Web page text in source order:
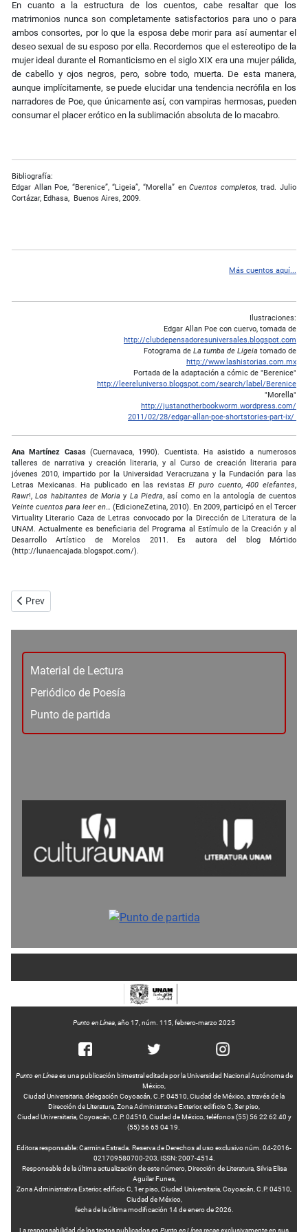
Material de Lectura
Periódico de Poesía
Punto de partida
En cuanto a la estructura de los cuentos, cabe resaltar que los
matrimonios nunca son completamente satisfactorios para uno o para
ambos consortes, por lo que la esposa debe morir para así aumentar el
deseo sexual de su esposo por ella. Recordemos que el estereotipo de la
mujer ideal durante el Romanticismo en el siglo XIX era una mujer pálida,
de cabello y ojos negros, pero, sobre todo, muerta. De esta manera,
aunque implícitamente, se puede elucidar una tendencia necrófila en los
narradores de Poe, que únicamente así, con vampiras hermosas, pueden
consumar el placer erótico en la sublimación absoluta de lo macabro.
Bibliografía:
Edgar Allan Poe, “Berenice”, “Ligeia”, “Morella” enCuentos completos,trad. Julio
Cortázar, Edhasa, Buenos Aires, 2009.
Más cuentos aquí...
Ilustraciones:
Edgar Allan Poe con cuervo, tomada de
http://clubdepensadoresuniversales.blogspot.com
Fotograma de La tumba de Ligeia tomado de
http://www.lashistorias.com.mx
Portada de la adaptación a cómic de "Berenice"
http://leereluniverso.blogspot.com/search/label/Berenice
"Morella"
http://justanotherbookworm.wordpress.com/
2011/02/28/edgar-allan-poe-shortstories-part-ix/
Ana Martínez Casas(Cuernavaca, 1990). Cuentista. Ha asistido a numerosos
talleres de narrativa y creación literaria, y al Curso de creación literaria para
jóvenes 2010, impartido por la Universidad Veracruzana y la Fundación para las
Letras Mexicanas. Ha publicado en las revistasEl puro cuento,400 elefantes,
Rawr!,Los habitantes de Moria y La Piedra, así como en la antología de cuentos
Veinte cuentos para leer en… (EdicioneZetina, 2010). En 2009, participó en el Tercer
Virtuality Literario Caza de Letras convocado por la Dirección de Literatura de la
UNAM. Actualmente es beneficiaria del Programa al Estímulo de la Creación y al
Desarrollo Artístico de Morelos 2011. Es autora del blog Mórtido
(http://lunaencajada.blogspot.com/).
Previous article: Mishima: desentrañando los secretos de la ciencia
Prev
Punto en Línea , año 17, núm. 115, febrero-marzo 2025
Punto en Líneaes una publicación bimestral editada por la Universidad Nacional Autónoma de
México,
Ciudad Universitaria, delegación Coyoacán, C.P. 04510, Ciudad de México, a través de la
Dirección de Literatura, Zona Administrativa Exterior, edificio C, 3er piso,
Ciudad Universitaria, Coyoacán, C.P. 04510, Ciudad de México, teléfonos (55) 56 22 62 40 y
(55) 56 65 04 19.
Editora responsable: Carmina Estrada. Reserva de Derechos al uso exclusivo núm. 04-2016-
021709580700-203, ISSN: 2007-4514.
Responsable de la última actualización de este número, Dirección de Literatura, Silvia Elisa
Aguilar Funes,
Zona Administrativa Exterior, edificio C, 1er piso, Ciudad Universitaria, Coyoacán, C.P. 04510,
Ciudad de México,
fecha de la última modificación 14 de enero de 2026.
La responsabilidad de los textos publicados en Punto en Línearecae exclusivamente en sus